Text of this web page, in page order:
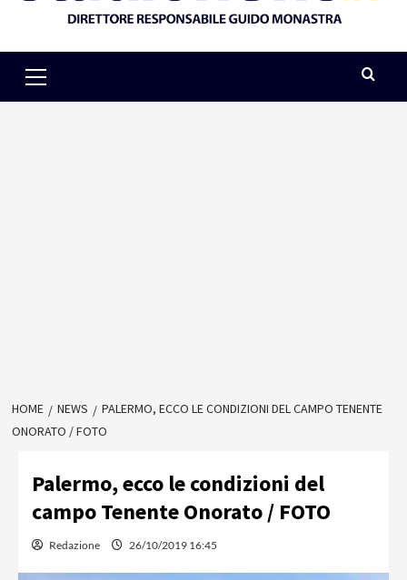
Menu
HOME NEWS
PALERMO, ECCO LE CONDIZIONI DEL CAMPO TENENTE
ONORATO / FOTO
Palermo, ecco le condizioni del
campo Tenente Onorato / FOTO
Redazione 26/10/2019 16:45